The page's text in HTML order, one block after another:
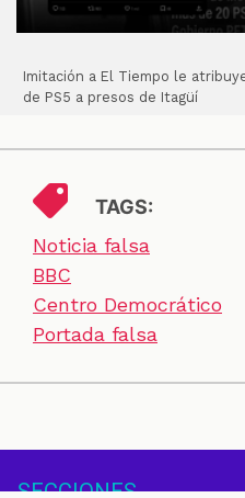
Imitación a El Tiempo le
de PS5 a presos de Itagüí
TAGS:
Noticia falsa
BBC
Centro Democrático
Portada falsa
SECCIONES